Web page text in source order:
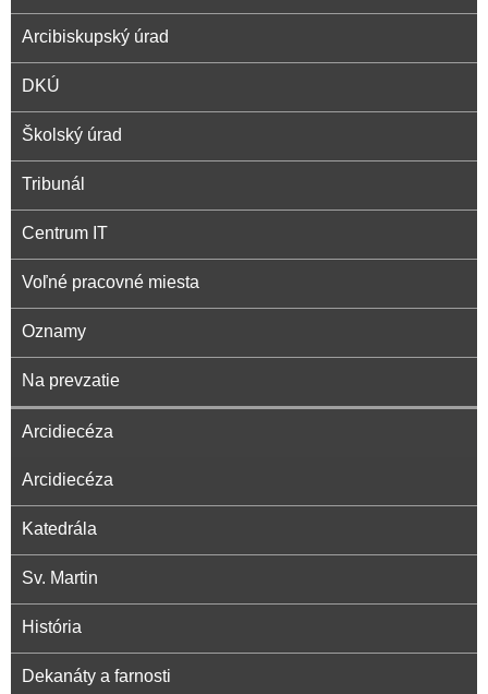
l
a
v
s
k
á
a
r
c
i
d
i
e
Arcibiskupský úrad
DKÚ
Školský úrad
Tribunál
Centrum IT
Voľné pracovné miesta
Oznamy
Na prevzatie
Arcidiecéza
Arcidiecéza
Katedrála
Sv. Martin
História
Dekanáty a farnosti